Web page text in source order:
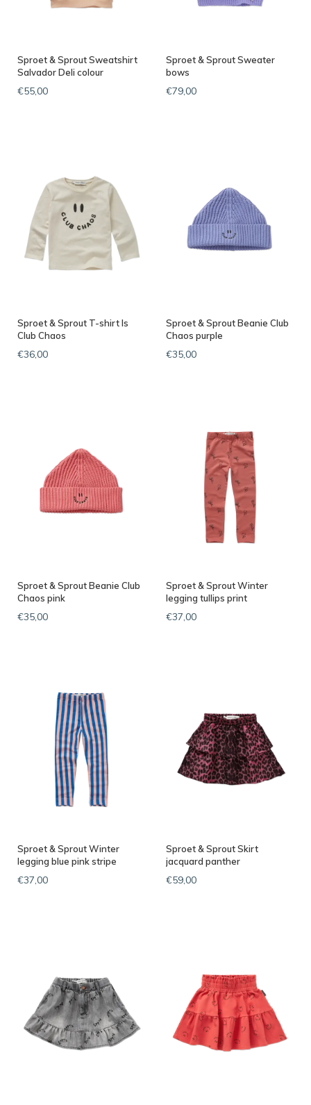
Sproet & Sprout Sweatshirt
Salvador Deli colour
€55,00
Sproet & Sprout Sweater
bows
€79,00
Sproet & Sprout T-shirt ls
Club Chaos
€36,00
Sproet & Sprout Beanie Club
Chaos purple
€35,00
Sproet & Sprout Beanie Club
Chaos pink
€35,00
Sproet & Sprout Winter
legging tullips print
€37,00
Sproet & Sprout Winter
legging blue pink stripe
€37,00
Sproet & Sprout Skirt
jacquard panther
€59,00